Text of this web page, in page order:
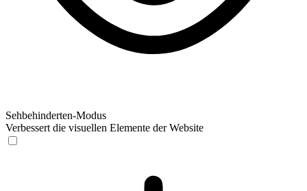
Sehbehinderten-Modus
Verbessert die visuellen Elemente der Website